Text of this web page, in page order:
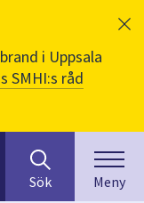
i Uppsala
SMHI:s råd
efter
innehåll
Sök Meny